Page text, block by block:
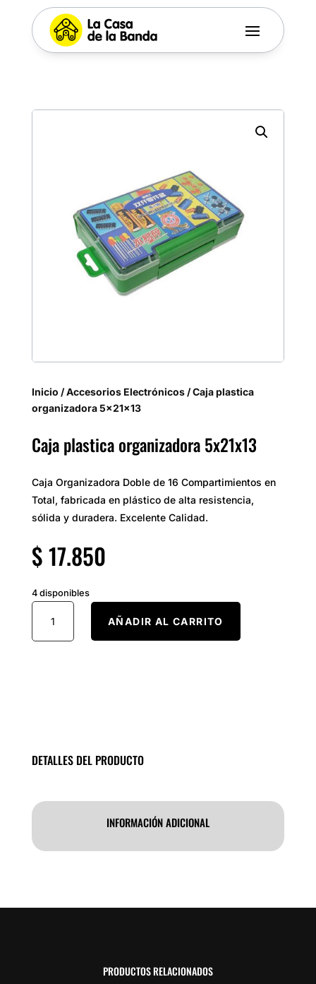
Inicio /Accesorios Electrónicos/ Caja plastica
organizadora 5x21x13
Caja plastica organizadora 5x21x13
Caja Organizadora Doble de 16 Compartimientos en
Total, fabricada en plástico de alta resistencia,
sólida y duradera. Excelente Calidad.
$17.850
4 disponibles
plastica
organizadora
AÑADIR AL CARRITO
DETALLES DEL PRODUCTO
INFORMACIÓN ADICIONAL
PRODUCTOS RELACIONADOS